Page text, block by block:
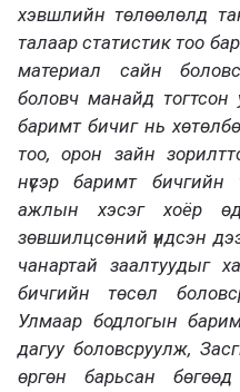
хэвшлийн төлөөлөлд
талаар статистик тоо
материал сайн
боловч манайд
баримт бичиг нь
тоо, орон зайн
нүсэр баримт
ажлын хэсэг хоёр
зөвшилцсөний үндсэн
чанартай заалтуудыг
бичгийн төсөл
Улмаар бодлогын
дагуу боловсруулж,
өргөн барьсан